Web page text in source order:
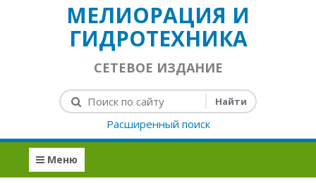
МЕЛИОРАЦИЯ И
ГИДРОТЕХНИКА
СЕТЕВОЕ ИЗДАНИЕ
Расширенный поиск
Меню